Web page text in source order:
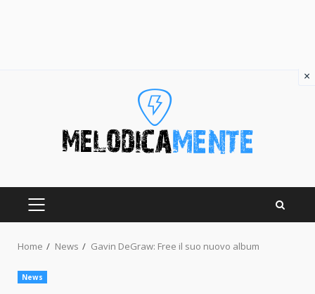
PRIMARY
Home News Gavin DeGraw: Free il suo nuovo album
News
×